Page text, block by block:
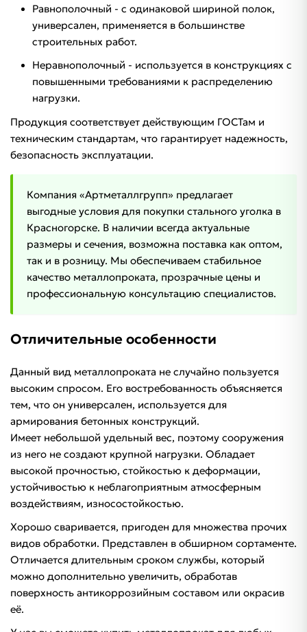
Равнополочный - с одинаковой шириной полок,
универсален, применяется в большинстве
строительных работ.
Неравнополочный - используется в конструкциях с
повышенными требованиями к распределению
нагрузки.
Продукция соответствует действующим ГОСТам и
техническим стандартам, что гарантирует надежность,
безопасность эксплуатации.
Компания «Артметаллгрупп» предлагает
выгодные условия для покупки стального уголка в
Красногорске. В наличии всегда актуальные
размеры и сечения, возможна поставка как оптом,
так и в розницу. Мы обеспечиваем стабильное
качество металлопроката, прозрачные цены и
профессиональную консультацию специалистов.
Отличительные особенности
Данный вид металлопроката не случайно пользуется
высоким спросом. Его востребованность объясняется
тем, что он универсален, используется для
армирования бетонных конструкций.
Имеет небольшой удельный вес, поэтому сооружения
из него не создают крупной нагрузки. Обладает
высокой прочностью, стойкостью к деформации,
устойчивостью к неблагоприятным атмосферным
воздействиям, износостойкостью.
Хорошо сваривается, пригоден для множества прочих
видов обработки. Представлен в обширном сортаменте.
Отличается длительным сроком службы, который
можно дополнительно увеличить, обработав
поверхность антикоррозийным составом или окрасив
её.